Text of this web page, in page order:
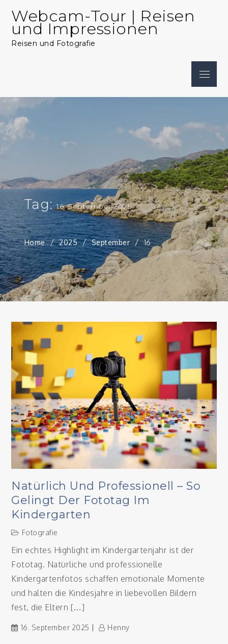
content
Webcam-Tour | Reisen
und Impressionen
Reisen und Fotografie
Menu
Tag:16. September 2025
Home 2025 September 16
Natürlich Und Professionell – So
Gelingt Der Fototag Im
Kindergarten
Fotografie
Ein echtes Highlight im Kindergartenjahr ist der
Fototag. Natürliche und professionelle
Kindergartenfotos schaffen emotionale Momente
und halten die Kindesjahre in liebevollen Bildern
fest, die Eltern […]
16. September 2025 Henny